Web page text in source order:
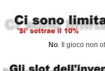
No . Il gioco non